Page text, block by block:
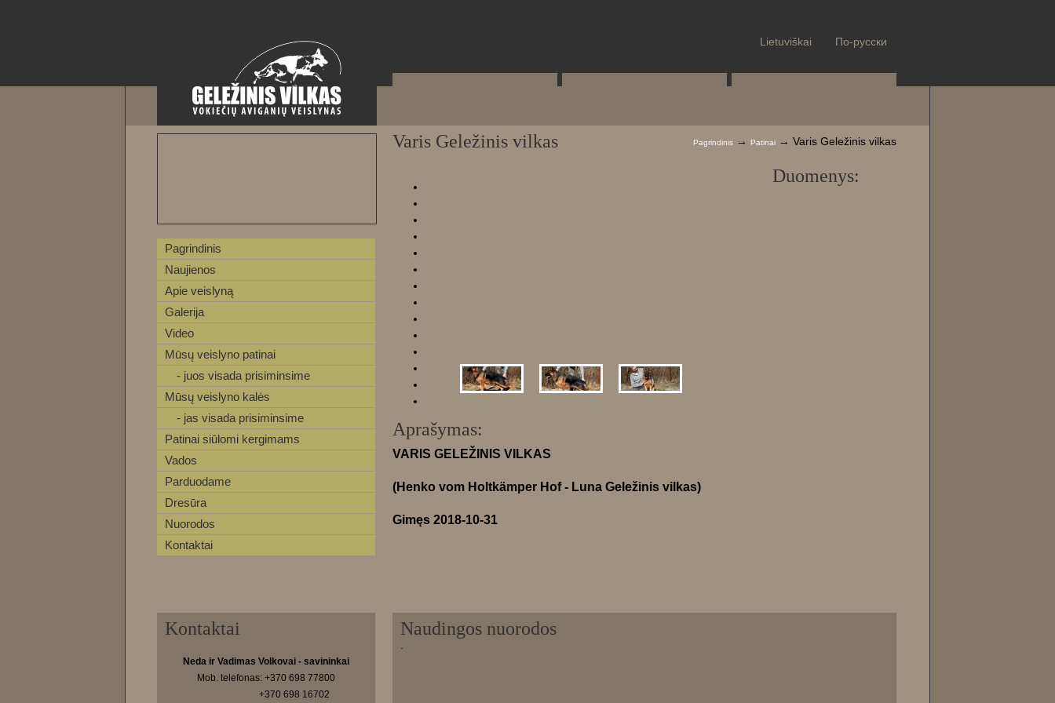
По-русски
Lietuviškai
Pagrindinis
Naujienos
Apie veislyną
Galerija
Video
Mūsų veislyno patinai
- juos visada prisiminsime
Mūsų veislyno kalės
- jas visada prisiminsime
Patinai siūlomi kergimams
Vados
Parduodame
Dresūra
Nuorodos
Kontaktai
Varis Geležinis vilkas Pagrindinis → Patinai → Varis Geležinis vilkas
Duomenys:
Aprašymas:
VARIS GELEŽINIS VILKAS
(Henko vom Holtkämper Hof - Luna Geležinis vilkas)
Gimęs 2018-10-31
Kontaktai
Neda ir Vadimas Volkovai - savininkai
Mob. telefonas: +370 698 77800
+370 698 16702
Naudingos nuorodos